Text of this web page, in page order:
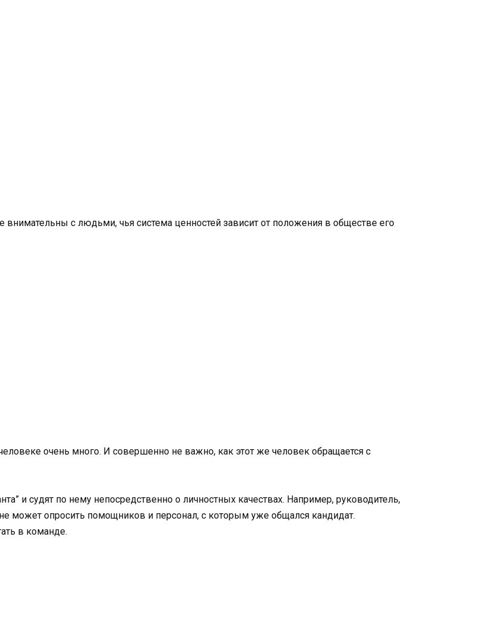
внимательны с людьми, чья система ценностей зависит от положения в обществе его
очень много. И совершенно не важно, как этот же человек обращается с
и судят по нему непосредственно о личностных качествах. Например, руководитель,
может опросить помощников и персонал, с которым уже общался кандидат.
в команде.